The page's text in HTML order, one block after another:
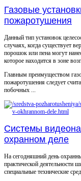
Газовые
пожаротушения
Данный тип установок
случаях, когда существует
порошок или пена могут
которое находится в зоне
Главным преимуществом
пожаротушения следует
побочных ...
Системы
охранном деле
На сегодняшний день
практической деятельности
специальные технические